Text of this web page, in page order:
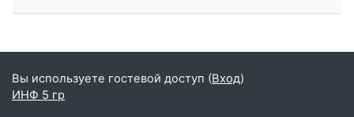
Вы используете гостевой доступ (Вход)
ИНФ 5 гр